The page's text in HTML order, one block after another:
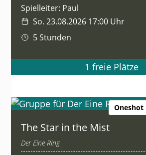
Spielleiter: Paul
So. 23.08.2026 17:00 Uhr
5 Stunden
1 freie Plätze
Oneshot
The Star in the Mist
Der Eine Ring